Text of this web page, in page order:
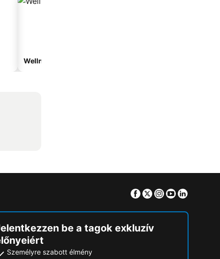
Wellnesshotelek
Facebook
TwitterInstagram
Youtube
be a tagok exkluzív
Személyre szabott élmény